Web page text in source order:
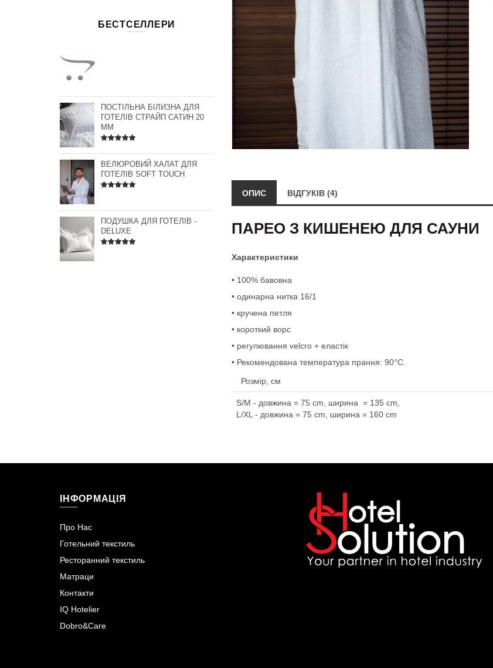
БЕСТСЕЛЛЕРИ
ПОСТІЛЬНА БІЛИЗНА ДЛЯ
ГОТЕЛІВ СТРАЙП САТИН 20
ММ
ВЕЛЮРОВИЙ ХАЛАТ ДЛЯ
ГОТЕЛІВ SOFT TOUCH
ПОДУШКА ДЛЯ ГОТЕЛІВ -
DELUXE
ОПИС ВІДГУКІВ (4)
ПАРЕО З КИШЕНЕЮ ДЛЯ САУНИ
Характеристики
• 100% бавовна
• одинарна нитка 16/1
• кручена петля
• короткий ворс
• регулювання velcro + еластік
• Рекомендована температура прання: 90°C.
Розмір, см
S/M - довжина = 75 cm, ширина = 135 cm,
L/XL - довжина = 75 cm, ширина = 160 cm
ІНФОРМАЦІЯ
Про Нас
Готельний текстиль
Ресторанний текстиль
Матраци
Контакти
IQ Hotelier
Dobro&Care